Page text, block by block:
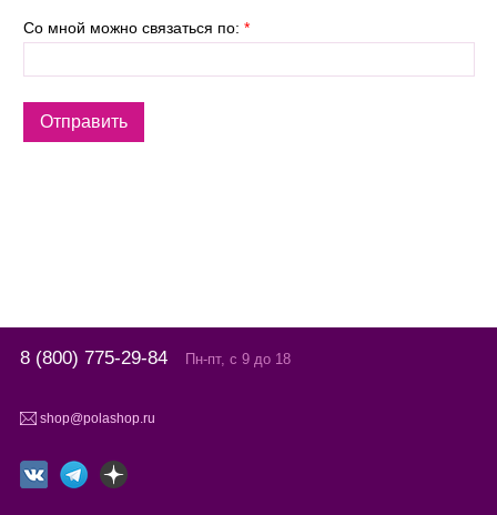
Со мной можно связаться по: *
8 (800) 775-29-84 Пн-пт, с 9 до 18
shop@polashop.ru